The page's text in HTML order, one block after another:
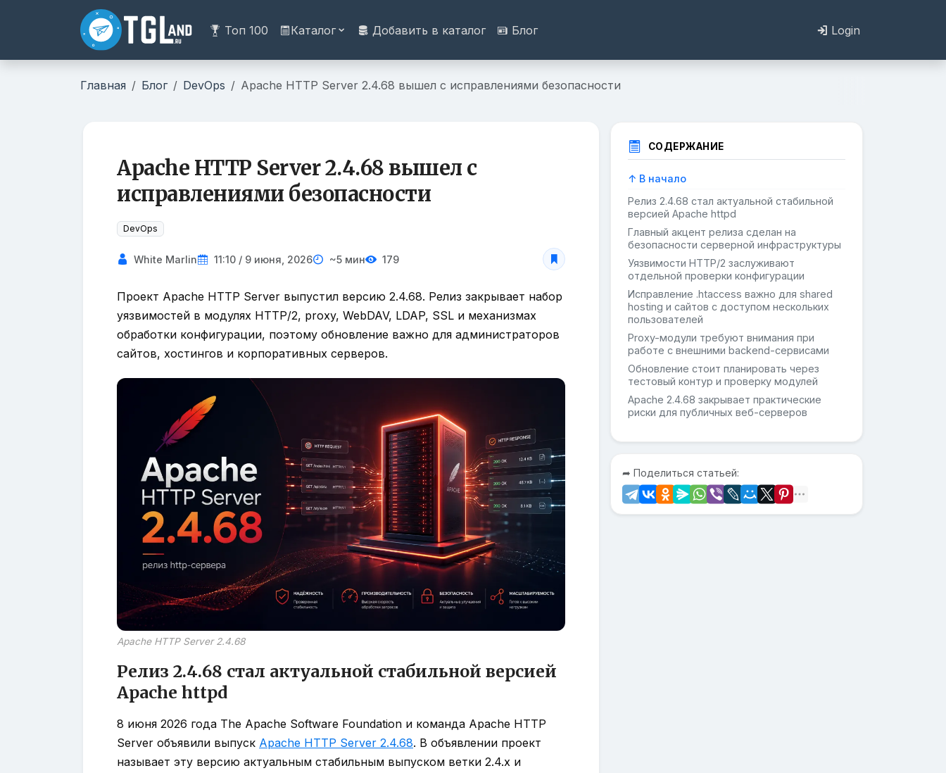
Топ 100 Каталог Добавить в каталог Блог Login
Главная Блог DevOps Apache HTTP Server 2.4.68 вышел с исправлениями безопасности
Apache HTTP Server 2.4.68 вышел с
исправлениями безопасности
DevOps
White Marlin 11:10 / 9 июня, 2026 ~5 мин 179
Проект Apache HTTP Server выпустил версию 2.4.68. Релиз закрывает набор
уязвимостей в модулях HTTP/2, proxy, WebDAV, LDAP, SSL и механизмах
обработки конфигурации, поэтому обновление важно для администраторов
сайтов, хостингов и корпоративных серверов.
Apache HTTP Server 2.4.68
Релиз 2.4.68 стал актуальной стабильной версией
Apache httpd
8 июня 2026 года The Apache Software Foundation и команда Apache HTTP
Server объявили выпуск Apache HTTP Server 2.4.68. В объявлении проект
называет эту версию актуальным стабильным выпуском ветки 2.4.x и
СОДЕРЖАНИЕ
↑ В начало
Релиз 2.4.68 стал актуальной стабильной
версией Apache httpd
Главный акцент релиза сделан на
безопасности серверной инфраструктуры
Уязвимости HTTP/2 заслуживают
отдельной проверки конфигурации
Исправление .htaccess важно для shared
hosting и сайтов с доступом нескольких
пользователей
Proxy-модули требуют внимания при
работе с внешними backend-сервисами
Обновление стоит планировать через
тестовый контур и проверку модулей
Apache 2.4.68 закрывает практические
риски для публичных веб-серверов
➦ Поделиться статьей: